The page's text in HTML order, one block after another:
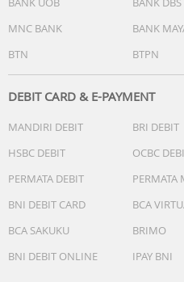
MNC BANK
BANK
BTN
BTPN
DEBIT CARD & E-PAYMENT
MANDIRI DEBIT BRI DEBIT
HSBC DEBIT
OCBC
PERMATA DEBIT
PERMATA
BNI DEBIT CARD
BCA
BCA SAKUKU
BRIMO
BNI DEBIT ONLINE
IPAY BNI